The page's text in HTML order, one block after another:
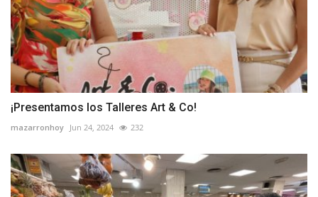
¡Presentamos los Talleres Art & Co!
mazarronhoy Jun 24, 2024 232